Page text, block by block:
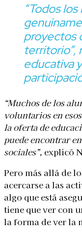
“Todos
proyectos
territorio”,
educativa
“Muchos de los
voluntarios en
la oferta de
puede encontrar
sociales”, explicó
Pero más allá de
acercarse a las
algo que está
tiene que ver con
la forma de ver la